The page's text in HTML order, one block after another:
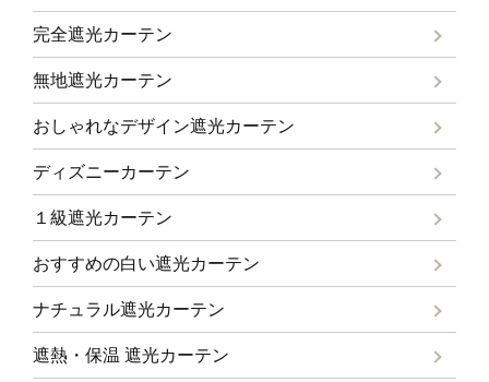
完全遮光カーテン
無地遮光カーテン
おしゃれなデザイン遮光カーテン
ディズニーカーテン
１級遮光カーテン
おすすめの白い遮光カーテン
ナチュラル遮光カーテン
遮熱・保温 遮光カーテン